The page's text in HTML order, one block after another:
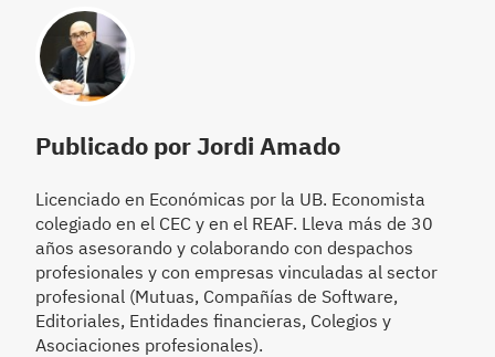
Publicado por Jordi Amado
Licenciado en Económicas por la UB. Economista
colegiado en el CEC y en el REAF. Lleva más de 30
años asesorando y colaborando con despachos
profesionales y con empresas vinculadas al sector
profesional (Mutuas, Compañías de Software,
Editoriales, Entidades financieras, Colegios y
Asociaciones profesionales).